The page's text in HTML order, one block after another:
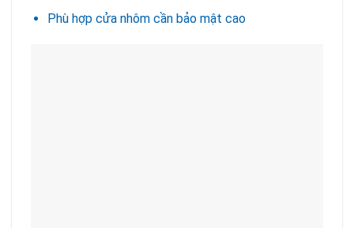
Phù hợp cửa nhôm cần bảo mật cao